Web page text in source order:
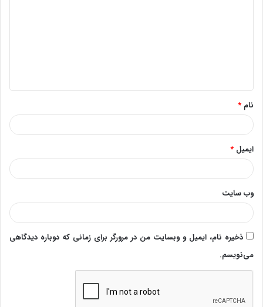
*
نام *
ایمیل *
وب‌ سایت
ذخیره نام، ایمیل و وبسایت من در مرورگر برای زمانی که دوباره دیدگاهی
می‌نویسم.